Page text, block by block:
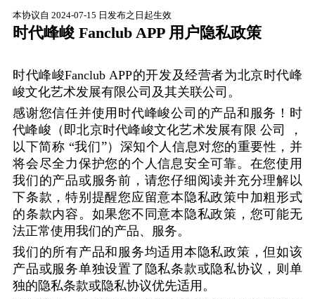
本协议自 2024-07-15 日发布之日起生效
时代峰峻 Fanclub APP 用户隐私政策
时代峰峻Fanclub APP的开发及经营者为北京时代峰
峻文化艺术发展有限公司及其关联公司。
感谢您信任并使用时代峰峻公司的产品和服务！时
代峰峻（即北京时代峰峻文化艺术发展有限 公司
，
以下简称 “我们”）深知个人信息对您的重要性，并
将会尽全力保护您的个人信息安全可靠。在您使用
我们的产品或服务前，请您仔细阅读并充分理解以
下条款，特别提醒您应留意本隐私政策中加粗形式
的条款内容。如果您不同意本隐私政策，您可能无
法正常使用我们的产品、服务。
我们的所有产品和服务均适用本隐私政策，但如该
产品或服务单独设置了隐私条款或隐私协议，则单
独的隐私条款或隐私协议优先适用。